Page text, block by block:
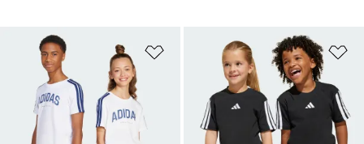
Pridať do zoznamu želaných